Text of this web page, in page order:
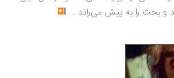
را به پیش می‌راند ...